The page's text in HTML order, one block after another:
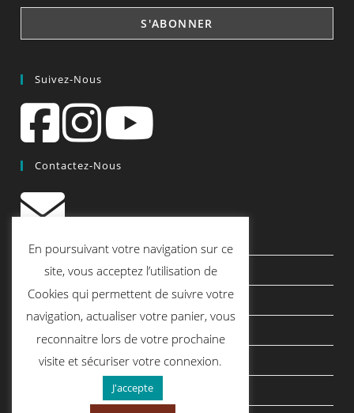
Suivez-Nous
Contactez-Nous
contact@quiscrap.fr
Les Fiches Techniques et les Tutos
Le Blog
Mentions légales
Politique de confidentialité
En poursuivant votre navigation sur ce
site, vous acceptez l’utilisation de
Cookies qui permettent de suivre votre
navigation, actualiser votre panier, vous
reconnaitre lors de votre prochaine
visite et sécuriser votre connexion.
J'accepte